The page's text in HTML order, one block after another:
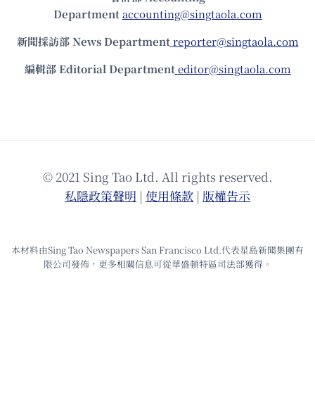
Department accounting@singtaola.com
新聞採訪部 News Department reporter@singtaola.com
編輯部 Editorial Department editor@singtaola.com
© 2021 Sing Tao Ltd. All rights reserved.
私隱政策聲明 | 使⽤條款 | 版權告⽰
本材料由Sing Tao Newspapers San Francisco Ltd.代表星島新聞集團有
限公司發佈，更多相關信息可從華盛頓特區司法部獲得。